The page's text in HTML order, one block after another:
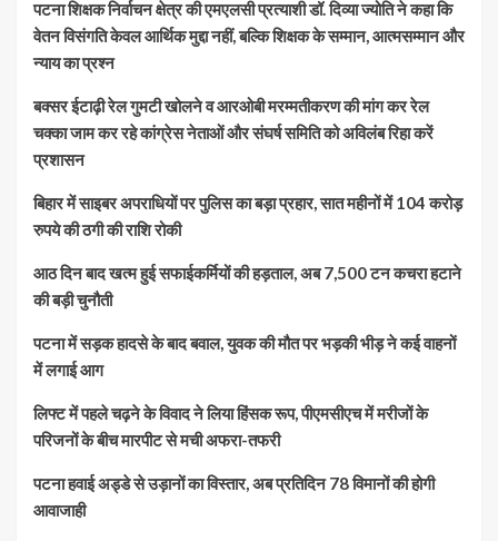
पटना शिक्षक निर्वाचन क्षेत्र की एमएलसी प्रत्याशी डॉ. दिव्या ज्योति ने कहा कि
वेतन विसंगति केवल आर्थिक मुद्दा नहीं, बल्कि शिक्षक के सम्मान, आत्मसम्मान और
न्याय का प्रश्न
बक्सर ईटाढ़ी रेल गुमटी खोलने व आरओबी मरम्मतीकरण की मांग कर रेल
चक्का जाम कर रहे कांग्रेस नेताओं और संघर्ष समिति को अविलंब रिहा करें
प्रशासन
बिहार में साइबर अपराधियों पर पुलिस का बड़ा प्रहार, सात महीनों में 104 करोड़
रुपये की ठगी की राशि रोकी
आठ दिन बाद खत्म हुई सफाईकर्मियों की हड़ताल, अब 7,500 टन कचरा हटाने
की बड़ी चुनौती
पटना में सड़क हादसे के बाद बवाल, युवक की मौत पर भड़की भीड़ ने कई वाहनों
में लगाई आग
लिफ्ट में पहले चढ़ने के विवाद ने लिया हिंसक रूप, पीएमसीएच में मरीजों के
परिजनों के बीच मारपीट से मची अफरा-तफरी
पटना हवाई अड्डे से उड़ानों का विस्तार, अब प्रतिदिन 78 विमानों की होगी
आवाजाही